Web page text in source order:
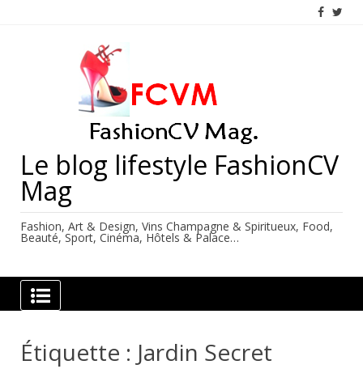
Le blog lifestyle FashionCV
Mag
Fashion, Art & Design, Vins Champagne & Spiritueux, Food,
Beauté, Sport, Cinéma, Hôtels & Palace…
Étiquette : Jardin Secret